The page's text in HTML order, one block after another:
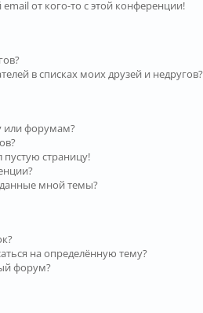
от кого-то с этой конференции!
в списках моих друзей и недругов?
или форумам?
пустую страницу!
мной темы?
на определённую тему?
форум?